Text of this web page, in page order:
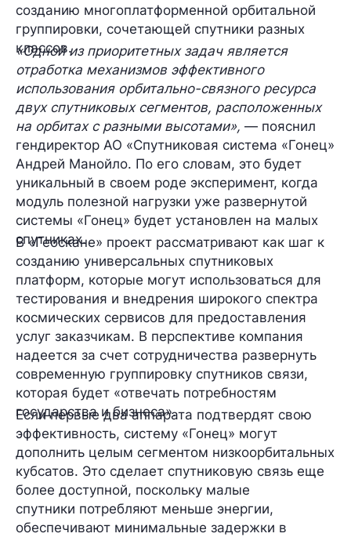
созданию многоплатформенной орбитальной
группировки, сочетающей спутники разных
классов.
«Одной из приоритетных задач является
отработка механизмов эффективного
использования орбитально-связного ресурса
двух спутниковых сегментов, расположенных
на орбитах с разными высотами», — пояснил
гендиректор АО «Спутниковая система «Гонец»
Андрей Манойло. По его словам, это будет
уникальный в своем роде эксперимент, когда
модуль полезной нагрузки уже развернутой
системы «Гонец» будет установлен на малых
спутниках.
В «Геоскане» проект рассматривают как шаг к
созданию универсальных спутниковых
платформ, которые могут использоваться для
тестирования и внедрения широкого спектра
космических сервисов для предоставления
услуг заказчикам. В перспективе компания
надеется за счет сотрудничества развернуть
современную группировку спутников связи,
которая будет «отвечать потребностям
государства и бизнеса».
Если первые два аппарата подтвердят свою
эффективность, систему «Гонец» могут
дополнить целым сегментом низкоорбитальных
кубсатов. Это сделает спутниковую связь еще
более доступной, поскольку малые
спутники потребляют меньше энергии,
обеспечивают минимальные задержки в